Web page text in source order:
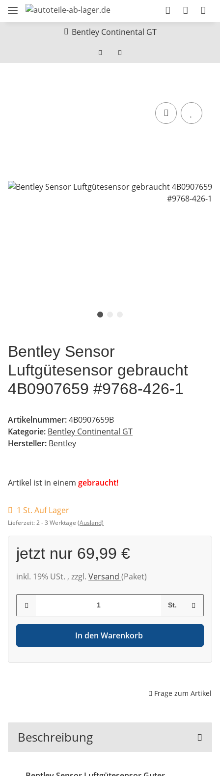
Bentley Continental GT
Bentley Sensor
Luftgütesensor gebraucht
4B0907659 #9768-426-1
Artikelnummer:4B0907659B
Kategorie: Bentley Continental GT
Hersteller: Bentley
Artikel ist in einem gebraucht!
1 St. Auf Lager
Lieferzeit:2 - 3 Werktage (Ausland)
jetzt nur 69,99 €
inkl. 19% USt. , zzgl. Versand (Paket)
St.
In den Warenkorb
Frage zum Artikel
Beschreibung